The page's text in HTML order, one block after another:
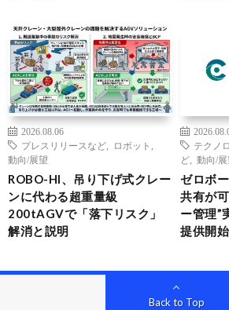
2026.08.06
プレスリリースなど
ロボット
動向/展望
ROBO-HI、吊り下げ式クレー
ンに代わる超重量級
200tAGVで「落下リスク」
解消と説明
テクノ
ど
動向/展
ゼロボ
共有が
ー管理”
提供開
Back to Top